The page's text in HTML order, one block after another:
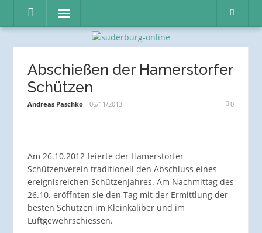
Inhalt
Menü
Abschießen der Hamerstorfer
Schützen
Andreas Paschko 06/11/2013 0
Am 26.10.2012 feierte der Hamerstorfer
Schützenverein traditionell den Abschluss eines
ereignisreichen Schützenjahres. Am Nachmittag des
26.10. eröffnten sie den Tag mit der Ermittlung der
besten Schützen im Kleinkaliber und im
Luftgewehrschiessen.